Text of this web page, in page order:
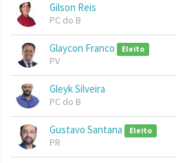
Gilson Reis
PC do B
Glaycon Franco Eleito
PV
Gleyk Silveira
PC do B
Gustavo Santana Eleito
PR